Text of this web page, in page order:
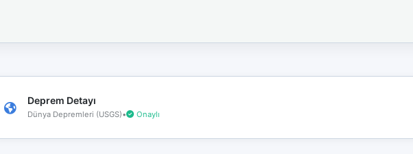
Deprem Detayı
Dünya Depremleri (USGS)• Onaylı
bağlantınız